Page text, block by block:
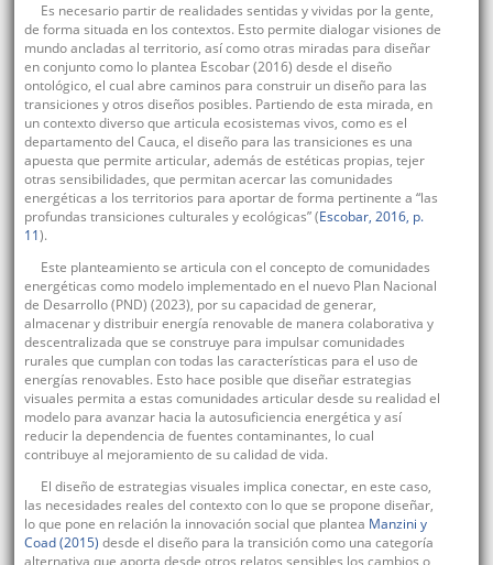
Es necesario partir de realidades sentidas y vividas por la gente,
de forma situada en los contextos. Esto permite dialogar visiones de
mundo ancladas al territorio, así como otras miradas para diseñar
en conjunto como lo plantea Escobar (2016) desde el diseño
ontológico, el cual abre caminos para construir un diseño para las
transiciones y otros diseños posibles. Partiendo de esta mirada, en
un contexto diverso que articula ecosistemas vivos, como es el
departamento del Cauca, el diseño para las transiciones es una
apuesta que permite articular, además de estéticas propias, tejer
otras sensibilidades, que permitan acercar las comunidades
energéticas a los territorios para aportar de forma pertinente a “las
profundas transiciones culturales y ecológicas” (Escobar, 2016, p.
11).
Este planteamiento se articula con el concepto de comunidades
energéticas como modelo implementado en el nuevo Plan Nacional
de Desarrollo (PND) (2023), por su capacidad de generar,
almacenar y distribuir energía renovable de manera colaborativa y
descentralizada que se construye para impulsar comunidades
rurales que cumplan con todas las características para el uso de
energías renovables. Esto hace posible que diseñar estrategias
visuales permita a estas comunidades articular desde su realidad el
modelo para avanzar hacia la autosuficiencia energética y así
reducir la dependencia de fuentes contaminantes, lo cual
contribuye al mejoramiento de su calidad de vida.
El diseño de estrategias visuales implica conectar, en este caso,
las necesidades reales del contexto con lo que se propone diseñar,
lo que pone en relación la innovación social que plantea Manzini y
Coad (2015) desde el diseño para la transición como una categoría
alternativa que aporta desde otros relatos sensibles los cambios o